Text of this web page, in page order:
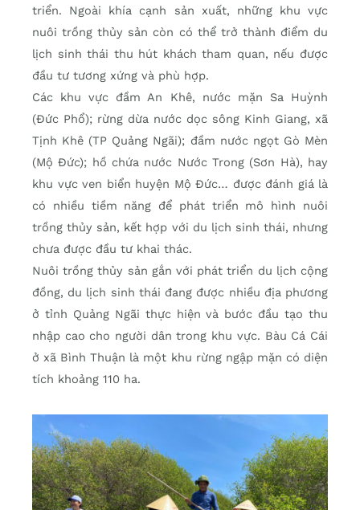
triển. Ngoài khía cạnh sản xuất, những khu vực
nuôi trồng thủy sản còn có thể trở thành điểm du
lịch sinh thái thu hút khách tham quan, nếu được
đầu tư tương xứng và phù hợp.
Các khu vực đầm An Khê, nước mặn Sa Huỳnh
(Đức Phổ); rừng dừa nước dọc sông Kinh Giang, xã
Tịnh Khê (TP Quảng Ngãi); đầm nước ngọt Gò Mèn
(Mộ Đức); hồ chứa nước Nước Trong (Sơn Hà), hay
khu vực ven biển huyện Mộ Đức… được đánh giá là
có nhiều tiềm năng để phát triển mô hình nuôi
trồng thủy sản, kết hợp với du lịch sinh thái, nhưng
chưa được đầu tư khai thác.
Nuôi trồng thủy sản gắn với phát triển du lịch cộng
đồng, du lịch sinh thái đang được nhiều địa phương
ở tỉnh Quảng Ngãi thực hiện và bước đầu tạo thu
nhập cao cho người dân trong khu vực. Bàu Cá Cái
ở xã Bình Thuận là một khu rừng ngập mặn có diện
tích khoảng 110 ha.